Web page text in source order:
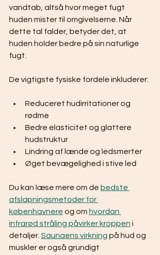
vandtab, altså hvor meget fugt
huden mister til omgivelserne. Når
dette tal falder, betyder det, at
huden holder bedre på sin naturlige
fugt.
De vigtigste fysiske fordele inkluderer:
Reduceret hudirritationer og
rødme
Bedre elasticitet og glattere
hudstruktur
Lindring af lænde og ledsmerter
Øget bevægelighed i stive led
Du kan læse mere om de bedste
afslapningsmetoder for
københavnere og om hvordan
infrarød stråling påvirker kroppen i
detaljer. Saunaens virkning på hud og
muskler er også grundigt